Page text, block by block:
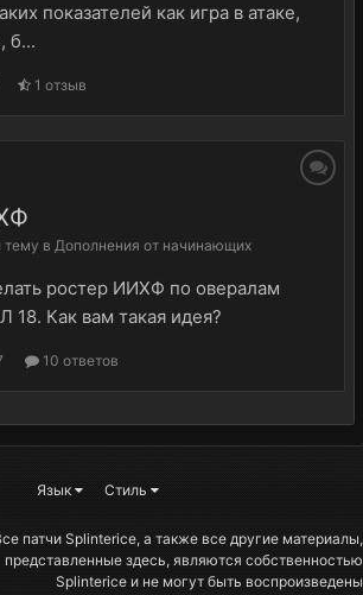
показателей как игра в атаке,
б...
1 отзыв
тему в Дополнения от начинающих
ростер ИИХФ по овералам
Как вам такая идея?
10 ответов
Язык Стиль
патчи Splinterice, а также все другие материалы,
представленные здесь, являются собственностью
Splinterice и не могут быть воспроизведены